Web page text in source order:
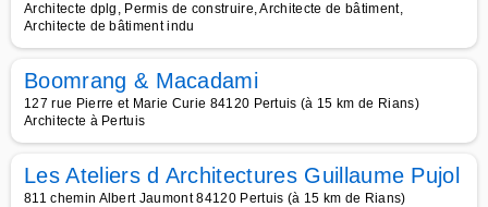
Architecte dplg, Permis de construire, Architecte de bâtiment,
Architecte de bâtiment indu
Boomrang & Macadami
127 rue Pierre et Marie Curie 84120 Pertuis (à 15 km de Rians)
Architecte à Pertuis
Les Ateliers d Architectures Guillaume Pujol
811 chemin Albert Jaumont 84120 Pertuis (à 15 km de Rians)